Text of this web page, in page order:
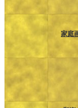
家庭